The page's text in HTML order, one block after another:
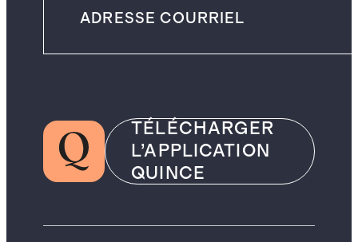
TÉLÉCHARGER
L’APPLICATION
QUINCE